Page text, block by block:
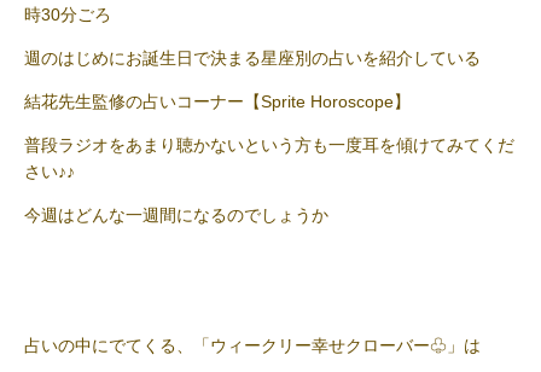
時30分ごろ
週のはじめにお誕生日で決まる星座別の占いを紹介している
結花先生監修の占いコーナー【Sprite Horoscope】
普段ラジオをあまり聴かないという方も一度耳を傾けてみてくだ
さい♪♪
今週はどんな一週間になるのでしょうか
占いの中にでてくる、「ウィークリー幸せクローバー♧」は